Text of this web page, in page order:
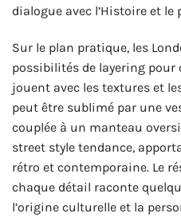
dialogue avec l’Histoire et le
Sur le plan pratique, les
possibilités de layering pour
jouent avec les textures et
peut être sublimé par une
couplée à un manteau
street style tendance,
rétro et contemporaine. Le
chaque détail raconte
l’origine culturelle et la